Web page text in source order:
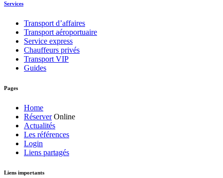
Services
Transport d’affaires
Transport aéroportuaire
Service express
Chauffeurs privés
Transport VIP
Guides
Pages
Home
Réserver Online
Actualités
Les références
Login
Liens partagés
Liens importants